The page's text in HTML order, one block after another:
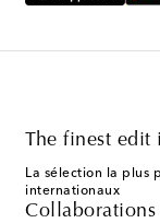
The finest
La sélection la plus
internationaux
Collaborations